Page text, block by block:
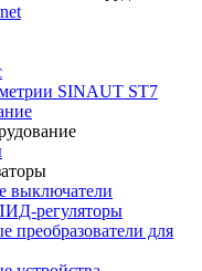
SINAUT ST7
выключатели
регуляторы
преобразователи для